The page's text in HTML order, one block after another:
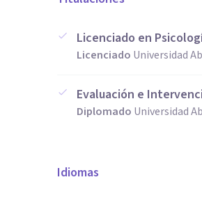
Licenciado en
Licenciado Universidad
Evaluación e
Diplomado Universidad
Idiomas